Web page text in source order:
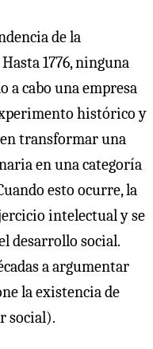
de la
1776, ninguna
a cabo una empresa
histórico y
transformar una
en una categoría
esto ocurre, la
intelectual y se
desarrollo social.
a argumentar
la existencia de
social).